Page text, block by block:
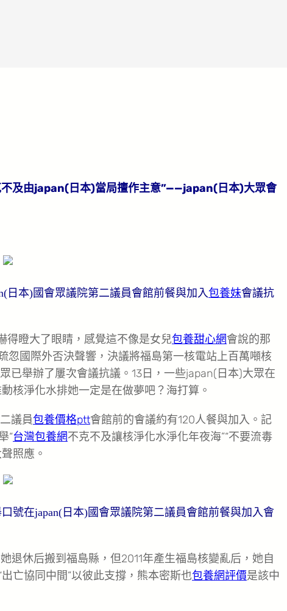
不及由japan(日本)當局擅作主意”——japan(日本)大眾會
本)國會眾議院第二議員會館前餐與加入包養妹會議抗
瞪大了眼睛，感覺這不像是女兒包養甜心網會說的那
忽國際外否決聲響，決議將福島第一核電站上百萬噸核
已舉辦了屢次會議抗議。13日，一些japan(日本)大眾在
核淨化水排她一定是在做夢吧？海打算。
議員包養價格ptt會館前的會議約有120人餐與加入。記
“台灣包養網不克不及讓核淨化水淨化年夜海”“不要流毒
照應。
號在japan(日本)國會眾議院第二議員會館前餐與加入會
退休后搬到福島縣，但2011年產生福島核變亂后，她自
亡協同中間”以彼此支撐，熊本密斯也包養網評價是該中